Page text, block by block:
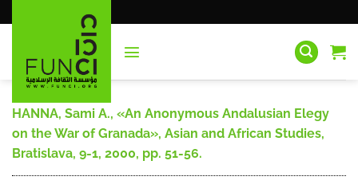
al
HANNA, Sami A., «An Anonymous Andalusian Elegy
on the War of Granada», Asian and African Studies,
Bratislava, 9-1, 2000, pp. 51-56.